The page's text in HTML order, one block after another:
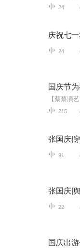
24
庆祝七
24
国庆节
215
张国庆|
91
张国庆|
22
国庆出